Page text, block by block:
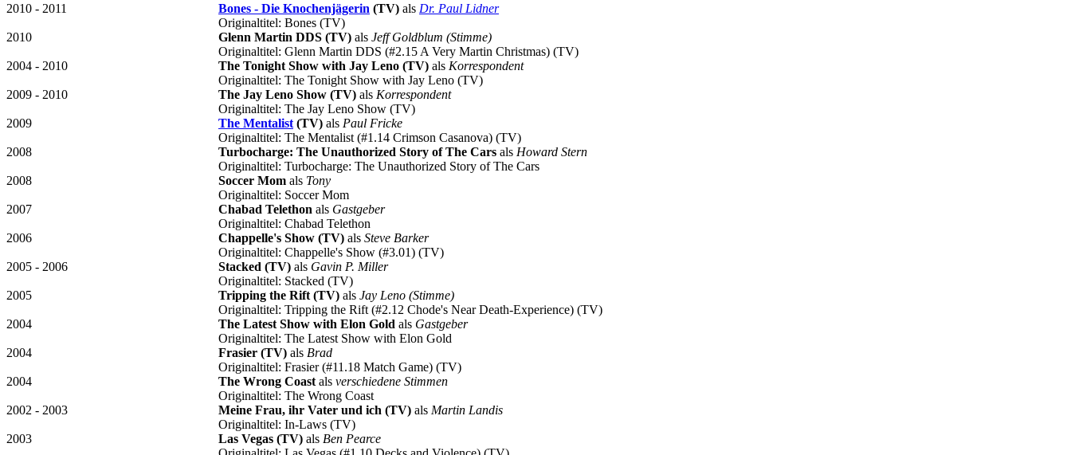
2010 - 2011 Bones - Die Knochenjägerin (TV) als Dr. Paul Lidner
Originaltitel: Bones (TV)
2010
Glenn Martin DDS (TV) als Jeff Goldblum (Stimme)
Originaltitel: Glenn Martin DDS (#2.15 A Very Martin Christmas) (TV)
2004 - 2010
The Tonight Show with Jay Leno (TV) als Korrespondent
Originaltitel: The Tonight Show with Jay Leno (TV)
2009 - 2010
The Jay Leno Show (TV) als Korrespondent
Originaltitel: The Jay Leno Show (TV)
2009
The Mentalist (TV) als Paul Fricke
Originaltitel: The Mentalist (#1.14 Crimson Casanova) (TV)
2008
Turbocharge: The Unauthorized Story of The Cars als Howard Stern
Originaltitel: Turbocharge: The Unauthorized Story of The Cars
2008
Soccer Mom als Tony
Originaltitel: Soccer Mom
2007
Chabad Telethon als Gastgeber
Originaltitel: Chabad Telethon
2006
Chappelle's Show (TV) als Steve Barker
Originaltitel: Chappelle's Show (#3.01) (TV)
2005 - 2006
Stacked (TV) als Gavin P. Miller
Originaltitel: Stacked (TV)
2005
Tripping the Rift (TV) als Jay Leno (Stimme)
Originaltitel: Tripping the Rift (#2.12 Chode's Near Death-Experience) (TV)
2004
The Latest Show with Elon Gold als Gastgeber
Originaltitel: The Latest Show with Elon Gold
2004
Frasier (TV) als Brad
Originaltitel: Frasier (#11.18 Match Game) (TV)
2004
The Wrong Coast als verschiedene Stimmen
Originaltitel: The Wrong Coast
2002 - 2003
Meine Frau, ihr Vater und ich (TV) als Martin Landis
Originaltitel: In-Laws (TV)
2003
Las Vegas (TV) als Ben Pearce